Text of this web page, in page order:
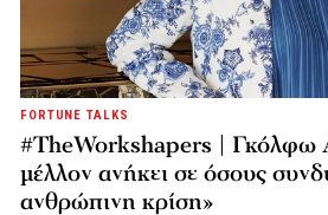
FORTUNE TALKS
#TheWorkshapers | Γκόλφω
μέλλον ανήκει σε όσους
ανθρώπινη κρίση»